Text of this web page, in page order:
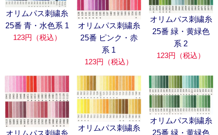
オリムパス刺繍糸
25番 青・水色系 1
123円（税込）
オリムパス刺繍糸
25番 ピンク・赤
系 1
123円（税込）
オリムパス刺繍糸
25番 緑・黄緑色
系 2
123円（税込）
オリムパス刺繍糸
オリムパス刺繍糸
オリムパス刺繍糸
25番 緑・黄緑色